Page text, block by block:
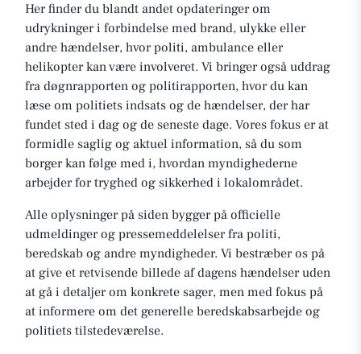
Her finder du blandt andet opdateringer om
udrykninger i forbindelse med brand, ulykke eller
andre hændelser, hvor politi, ambulance eller
helikopter kan være involveret. Vi bringer også uddrag
fra døgnrapporten og politirapporten, hvor du kan
læse om politiets indsats og de hændelser, der har
fundet sted i dag og de seneste dage. Vores fokus er at
formidle saglig og aktuel information, så du som
borger kan følge med i, hvordan myndighederne
arbejder for tryghed og sikkerhed i lokalområdet.
Alle oplysninger på siden bygger på officielle
udmeldinger og pressemeddelelser fra politi,
beredskab og andre myndigheder. Vi bestræber os på
at give et retvisende billede af dagens hændelser uden
at gå i detaljer om konkrete sager, men med fokus på
at informere om det generelle beredskabsarbejde og
politiets tilstedeværelse.